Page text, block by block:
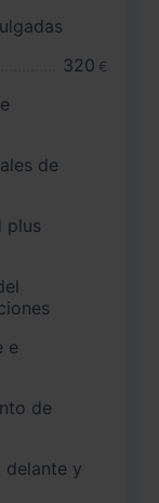
de 6,5J x 16”, pulgadas
320 €
de
plus
e
de
delante y